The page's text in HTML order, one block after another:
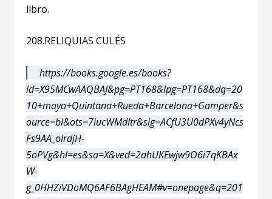
libro.
208.RELIQUIAS CULÉS
https://books.google.es/books?
id=X95MCwAAQBAJ&pg=PT168&lpg=PT168&dq=20
10+mayo+Quintana+Rueda+Barcelona+Gamper&s
ource=bl&ots=7iucWMdItr&sig=ACfU3U0dPXv4yNcs
Fs9AA_olrdjH-
5oPVg&hl=es&sa=X&ved=2ahUKEwjw9O6i7qKBAx
W-
g_0HHZiVDoMQ6AF6BAgHEAM#v=onepage&q=201